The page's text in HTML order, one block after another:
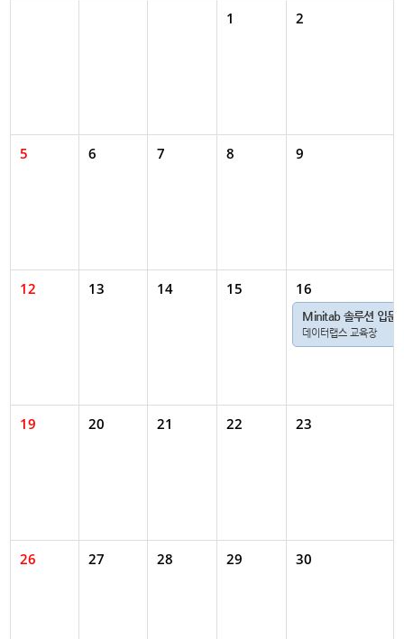
1 2
5 6 7 8 9
12 13 14 15 16
Minitab 솔루션 입문
데이터랩스 교육장
19 20 21 22 23
26 27 28 29 30